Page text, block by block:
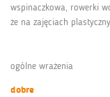
wspinaczkowa, rowerki
że na zajęciach
ogólne wrażenia
dobre